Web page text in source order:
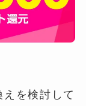
を検討して